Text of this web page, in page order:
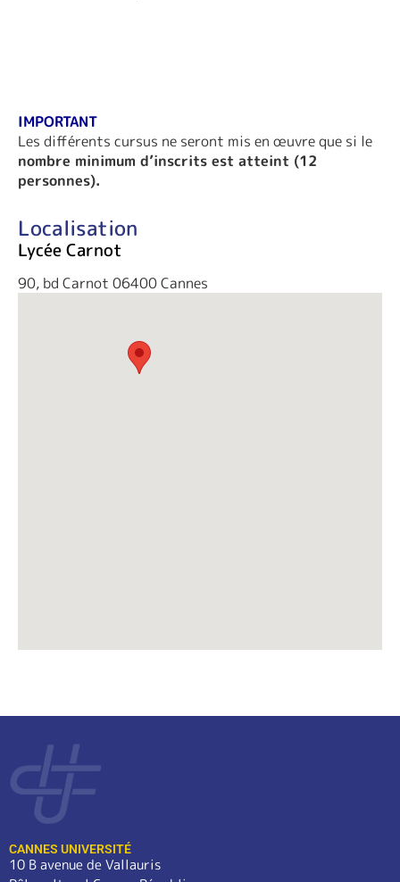
IMPORTANT
Les différents cursus ne seront mis en œuvre que si le
nombre minimum d’inscrits est atteint (12
personnes).
Localisation
Lycée Carnot
90, bd Carnot 06400 Cannes
CANNES UNIVERSITÉ
10 B avenue de Vallauris